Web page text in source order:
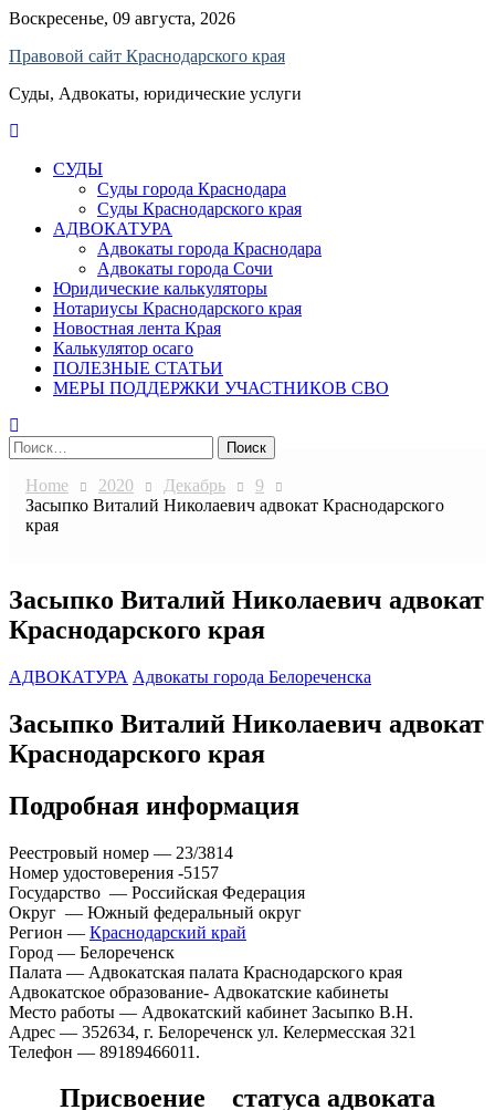
Skip
content
Воскресенье, 09 августа, 2026
Правовой сайт Краснодарского края
Суды, Адвокаты, юридические услуги
СУДЫ
Суды города Краснодара
Суды Краснодарского края
АДВОКАТУРА
Адвокаты города Краснодара
Адвокаты города Сочи
Юридические калькуляторы
Нотариусы Краснодарского края
Новостная лента Края
Калькулятор осаго
ПОЛЕЗНЫЕ СТАТЬИ
МЕРЫ ПОДДЕРЖКИ УЧАСТНИКОВ СВО
Найти:
Home 2020 Декабрь
9
Засыпко Виталий Николаевич адвокат Краснодарского
края
Засыпко Виталий Николаевич адвокат
Краснодарского края
АДВОКАТУРА Адвокаты города Белореченска
Засыпко Виталий Николаевич адвокат
Краснодарского края
Подробная информация
Реестровый номер — 23/3814
Номер удостоверения -5157
Государство — Российская Федерация
Округ — Южный федеральный округ
Регион — Краснодарский край
Город — Белореченск
Палата — Адвокатская палата Краснодарского края
Адвокатское образование- Адвокатские кабинеты
Место работы — Адвокатский кабинет Засыпко В.Н.
Адрес — 352634, г. Белореченск ул. Келермесская 321
Телефон — 89189466011.
Присвоение статуса адвоката